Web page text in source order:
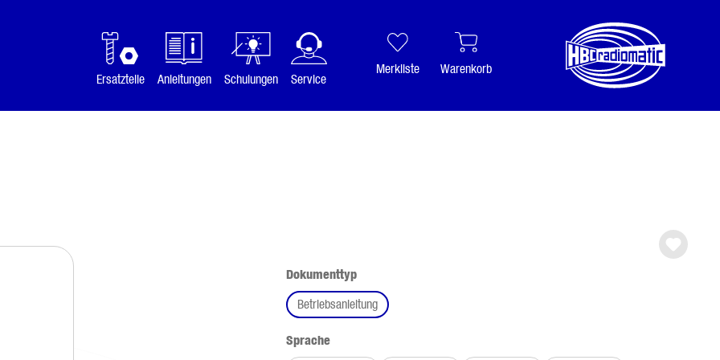
Ersatzteile
Anleitungen Schulungen Service
Merkliste Warenkorb
Dokumenttypauswählen
Betriebsanleitung
Spracheauswählen